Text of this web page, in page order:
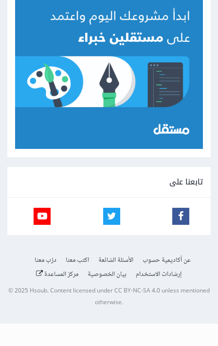
تابعنا على
عن أكاديمية حسوب الأسئلة الشائعة اكتب معنا
درّب معنا
إرشادات الاستخدام
بيان الخصوصية مركز المساعدة
© 2025 Hsoub.Content licensed underCC BY-NC-SA 4.0unless mentioned
otherwise.